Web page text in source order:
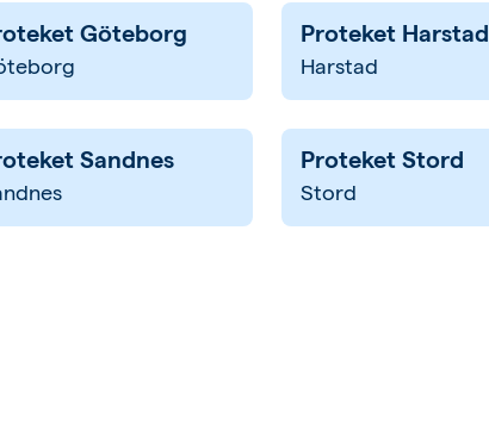
Göteborg Proteket Harstad
Harstad
Sandnes Proteket Stord
Stord